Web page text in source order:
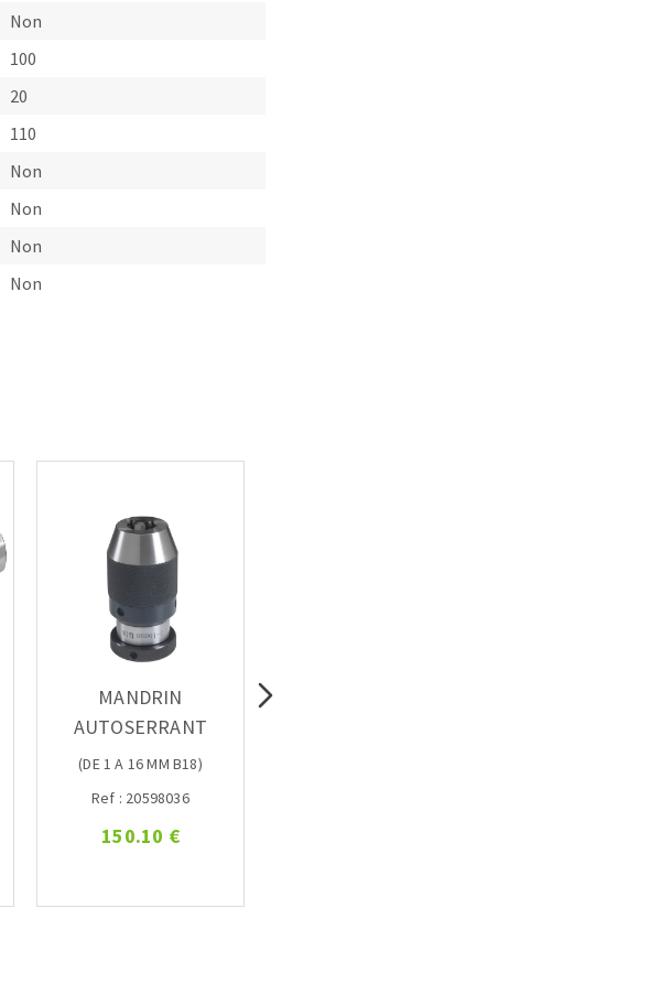
Non
100
20
110
Non
Non
Non
Non
MANDRIN
AUTOSERRANT
(DE 1 A 16 MM B18)
Ref : 20598036
150.10 €